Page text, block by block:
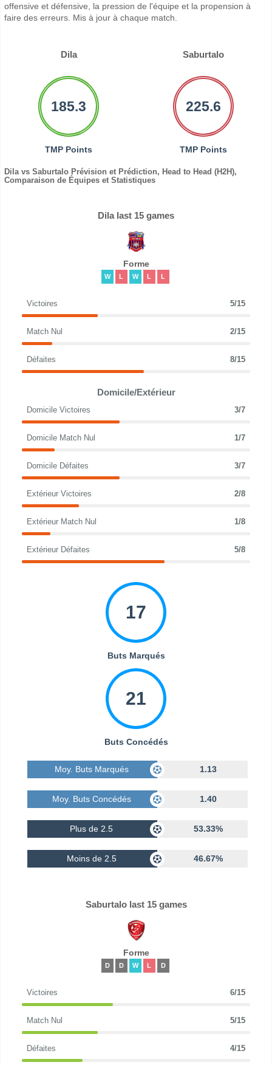
offensive et défensive, la pression de l'équipe et la propension à
faire des erreurs. Mis à jour à chaque match.
Dila Saburtalo
185.3
TMP Points
225.6
TMP Points
Dila vs Saburtalo Prévision et Prédiction, Head to Head (H2H),
Comparaison de Équipes et Statistiques
Dila last 15 games
Forme
W L W L L
Victoires 5/15
Match Nul 2/15
Défaites 8/15
Domicile/Extérieur
Domicile Victoires 3/7
Domicile Match Nul 1/7
Domicile Défaites 3/7
Extérieur Victoires 2/8
Extérieur Match Nul 1/8
Extérieur Défaites 5/8
17
Buts Marqués
21
Buts Concédés
Moy. Buts Marqués 1.13
Moy. Buts Concédés 1.40
Plus de 2.5 53.33%
Moins de 2.5 46.67%
Saburtalo last 15 games
Forme
D D W L D
Victoires 6/15
Match Nul 5/15
Défaites 4/15